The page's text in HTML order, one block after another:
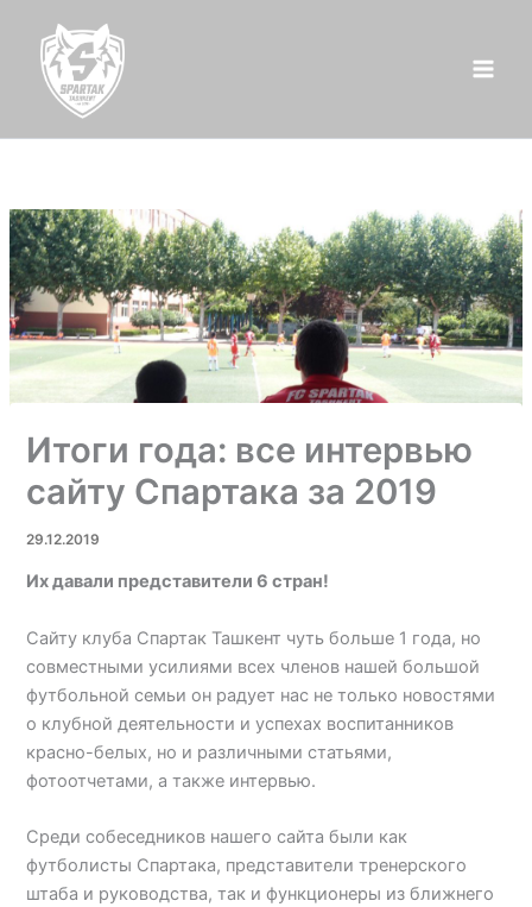
содержимому
Итоги года: все интервью
сайту Спартака за 2019
29.12.2019
Их давали представители 6 стран!
Сайту клуба Спартак Ташкент чуть больше 1 года, но
совместными усилиями всех членов нашей большой
футбольной семьи он радует нас не только новостями
о клубной деятельности и успехах воспитанников
красно-белых, но и различными статьями,
фотоотчетами, а также интервью.
Среди собеседников нашего сайта были как
футболисты Спартака, представители тренерского
штаба и руководства, так и функционеры из ближнего